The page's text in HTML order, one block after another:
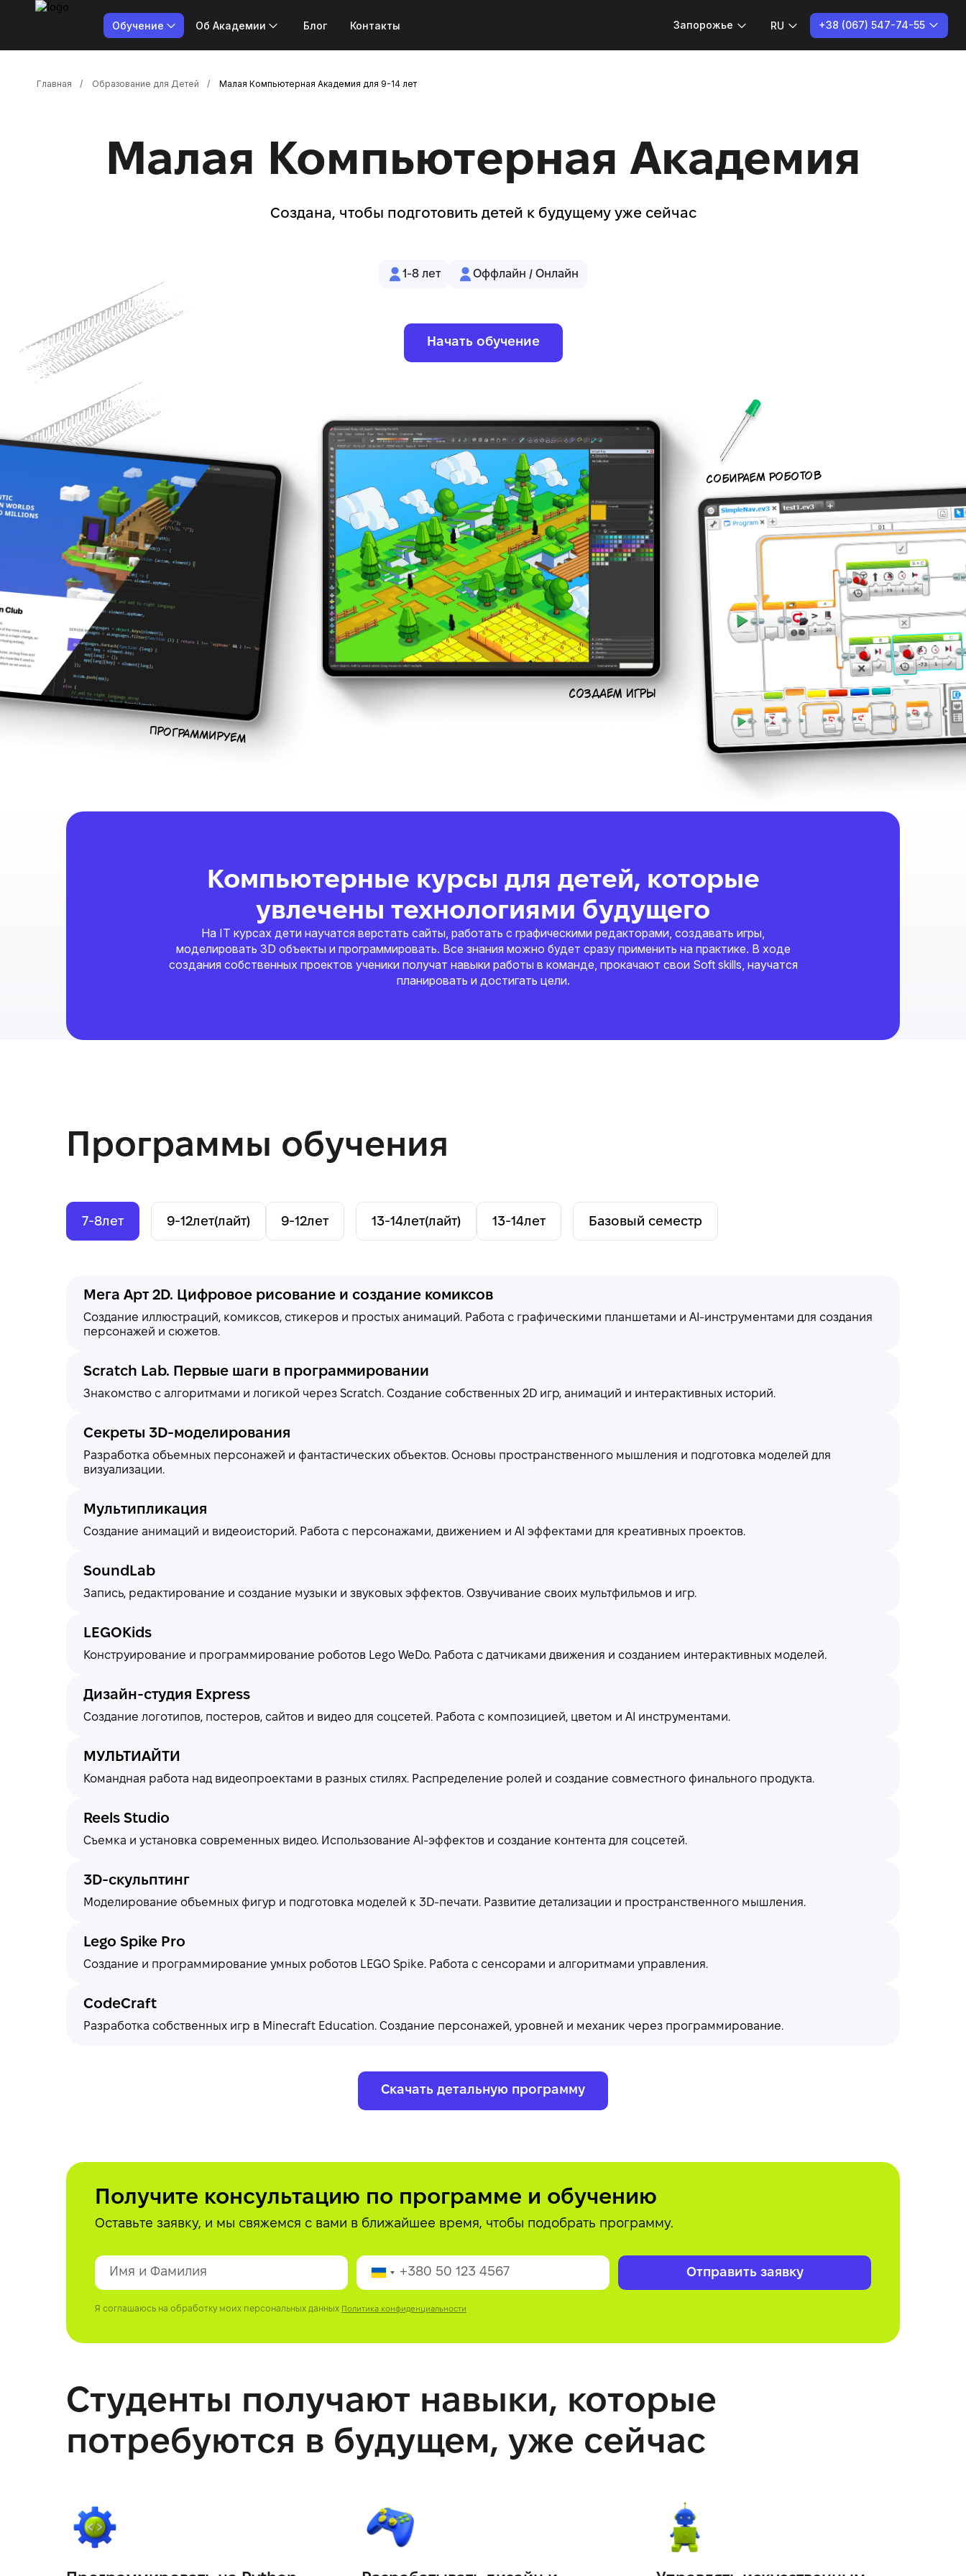
Обучение Об Академии Блог Контакты Запорожье RU +38 (067) 547-74-55
Главная Образование для Детей Малая Компьютерная Академия для 9-14 лет
Малая Компьютерная Академия
Создана, чтобы подготовить детей к будущему уже сейчас
1-8 лет Оффлайн / Онлайн
Начать обучение
ПРОГРАММИРУЕМ
СОЗДАЕМ ИГРЫ
СОБИРАЕМ РОБОТОВ
Компьютерные курсы для детей, которые
увлечены технологиями будущего
На IT курсах дети научатся верстать сайты, работать с графическими редакторами, создавать игры,
моделировать 3D объекты и программировать. Все знания можно будет сразу применить на практике. В ходе
создания собственных проектов ученики получат навыки работы в команде, прокачают свои Soft skills, научатся
планировать и достигать цели.
Программы обучения
Базовый семестр
7-8лет 9-12лет(лайт) 9-12лет 13-14лет(лайт) 13-14лет
Мега Арт 2D. Цифровое рисование и создание комиксов
Создание иллюстраций, комиксов, стикеров и простых анимаций. Работа с графическими планшетами и AI-инструментами для создания
персонажей и сюжетов.
Scratch Lab. Первые шаги в программировании
Знакомство с алгоритмами и логикой через Scratch. Создание собственных 2D игр, анимаций и интерактивных историй.
Секреты 3D-моделирования
Разработка объемных персонажей и фантастических объектов. Основы пространственного мышления и подготовка моделей для
визуализации.
Мультипликация
Создание анимаций и видеоисторий. Работа с персонажами, движением и AI эффектами для креативных проектов.
SoundLab
Запись, редактирование и создание музыки и звуковых эффектов. Озвучивание своих мультфильмов и игр.
LEGOKids
Конструирование и программирование роботов Lego WeDo. Работа с датчиками движения и созданием интерактивных моделей.
Дизайн-студия Express
Создание логотипов, постеров, сайтов и видео для соцсетей. Работа с композицией, цветом и AI инструментами.
МУЛЬТИАЙТИ
Командная работа над видеопроектами в разных стилях. Распределение ролей и создание совместного финального продукта.
Reels Studio
Съемка и установка современных видео. Использование AI-эффектов и создание контента для соцсетей.
3D-скульптинг
Моделирование объемных фигур и подготовка моделей к 3D-печати. Развитие детализации и пространственного мышления.
Lego Spike Pro
Создание и программирование умных роботов LEGO Spike. Работа с сенсорами и алгоритмами управления.
CodeCraft
Разработка собственных игр в Minecraft Education. Создание персонажей, уровней и механик через программирование.
Скачать детальную программу
Получите консультацию по программе и обучению
Оставьте заявку, и мы свяжемся с вами в ближайшее время, чтобы подобрать программу.
Отправить заявку
Я соглашаюсь на обработку моих персональных данных Политика конфиденциальности
Студенты получают навыки, которые
потребуются в будущем, уже сейчас